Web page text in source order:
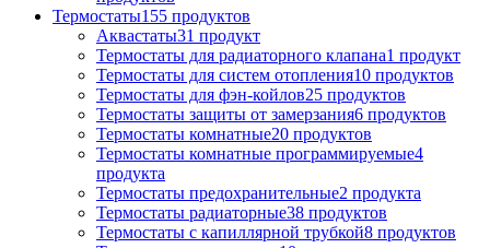
Термостаты155 продуктов
Аквастаты31 продукт
Термостаты для радиаторного клапана1 продукт
Термостаты для систем отопления10 продуктов
Термостаты для фэн-койлов25 продуктов
Термостаты защиты от замерзания6 продуктов
Термостаты комнатные20 продуктов
Термостаты комнатные программируемые4
продукта
Термостаты предохранительные2 продукта
Термостаты радиаторные38 продуктов
Термостаты с капиллярной трубкой8 продуктов